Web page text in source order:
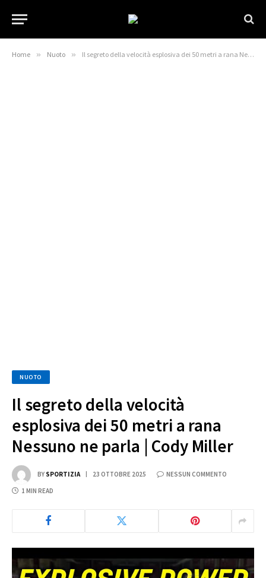
Home » Nuoto » Il segreto della velocità esplosiva dei 50 metri a rana Nessuno ne parla | Cody Miller
NUOTO
Il segreto della velocità
esplosiva dei 50 metri a rana
Nessuno ne parla | Cody Miller
BY SPORTIZIA 23 OTTOBRE 2025 NESSUN COMMENTO
1 MIN READ